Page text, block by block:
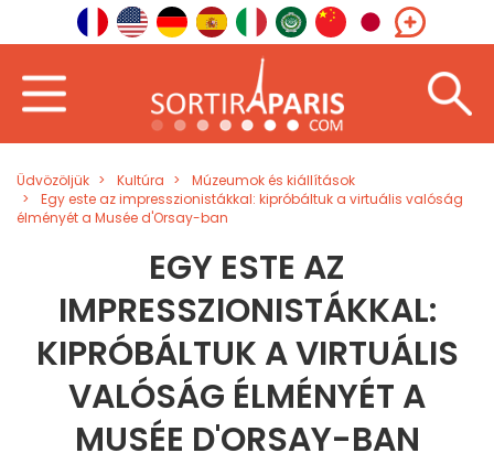
Üdvözöljük Kultúra
Múzeumok és kiállítások
Egy este az impresszionistákkal: kipróbáltuk a virtuális valóság
élményét a Musée d'Orsay-ban
EGY ESTE AZ
IMPRESSZIONISTÁKKAL:
KIPRÓBÁLTUK A VIRTUÁLIS
VALÓSÁG ÉLMÉNYÉT A
MUSÉE D'ORSAY-BAN